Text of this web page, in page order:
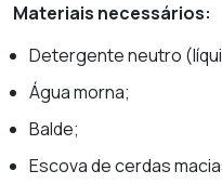
Materiais necessários:
Detergente neutro
Água morna;
Balde;
Escova de cerdas